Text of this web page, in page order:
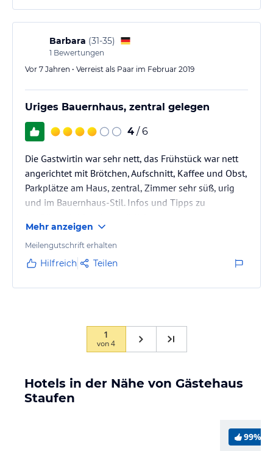
Barbara (31-35)
1 Bewertungen
Vor 7 Jahren • Verreist als Paar im Februar 2019
Uriges Bauernhaus, zentral gelegen
4 / 6
Die Gastwirtin war sehr nett, das Frühstück war nett
angerichtet mit Brötchen, Aufschnitt, Kaffee und Obst,
Parkplätze am Haus, zentral, Zimmer sehr süß, urig
und im Bauernhaus-Stil. Infos und Tipps zu
Mehr anzeigen
Meilengutschrift erhalten
Hilfreich Teilen
1
von4
Hotels in der Nähe von Gästehaus
Staufen
99%